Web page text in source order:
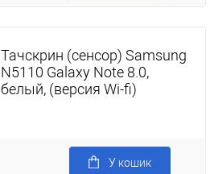
Тачскрин (сенсор) Samsung
N5110 Galaxy Note 8.0,
белый, (версия Wi-fi)
У кошик